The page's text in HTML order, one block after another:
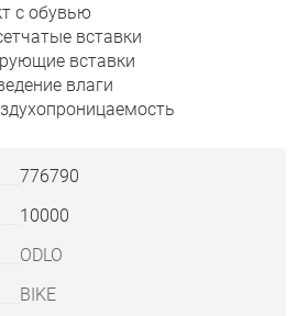
с обувью
вставки
вставки
влаги
776790
10000
ODLO
BIKE